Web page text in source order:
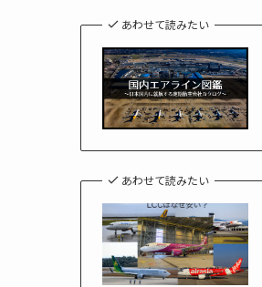
あわせて読みたい
あわせて読みたい